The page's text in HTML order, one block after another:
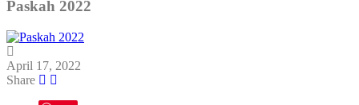
Paskah 2022
April 17, 2022
Share